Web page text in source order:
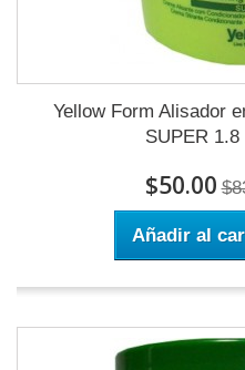
Yellow Form Alisador
SUPER
$50.00
Añadir al